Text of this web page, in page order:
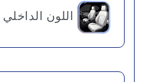
اللون الداخلي